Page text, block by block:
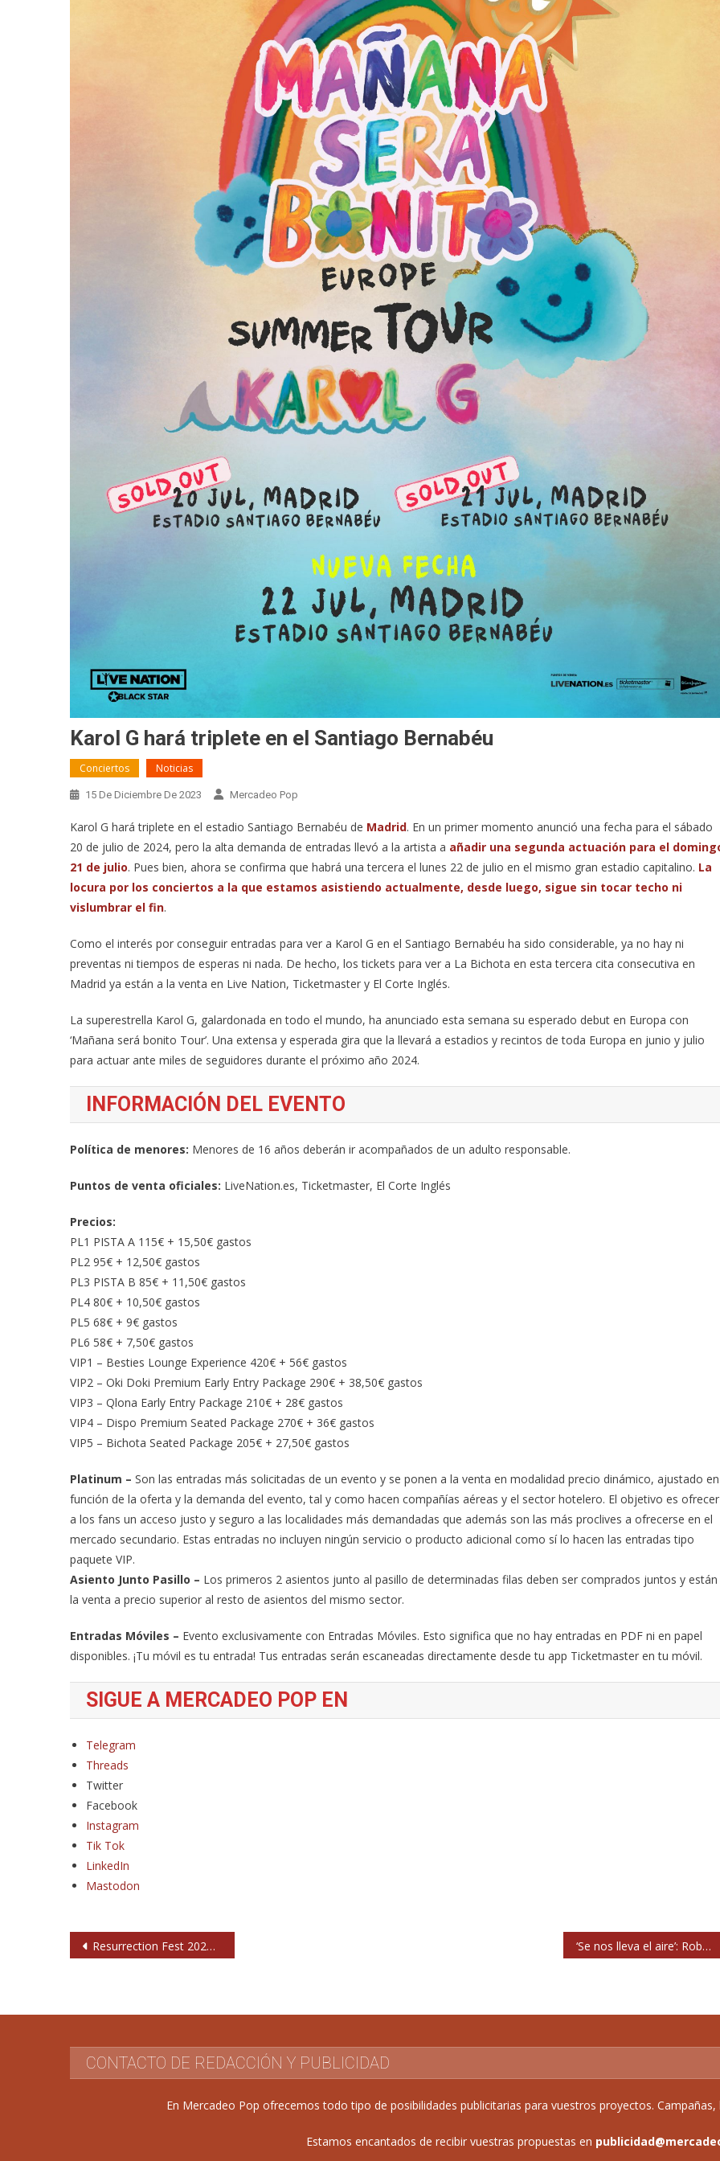
Karol G hará triplete en el Santiago Bernabéu
Conciertos Noticias
15 De Diciembre De 2023 Mercadeo Pop
Karol G hará triplete en el estadio Santiago Bernabéu de Madrid. En un primer momento anunció una fecha para el sábado
20 de julio de 2024, pero la alta demanda de entradas llevó a la artista a añadir una segunda actuación para el
21 de julio. Pues bien, ahora se confirma que habrá una tercera el lunes 22 de julio en el mismo gran estadio capitalino. La
locura por los conciertos a la que estamos asistiendo actualmente, desde luego, sigue sin tocar techo ni
vislumbrar el fin.
Como el interés por conseguir entradas para ver a Karol G en el Santiago Bernabéu ha sido considerable, ya no hay ni
preventas ni tiempos de esperas ni nada. De hecho, los tickets para ver a La Bichota en esta tercera cita consecutiva en
Madrid ya están a la venta en Live Nation, Ticketmaster y El Corte Inglés.
La superestrella Karol G, galardonada en todo el mundo, ha anunciado esta semana su esperado debut en Europa con
‘Mañana será bonito Tour’. Una extensa y esperada gira que la llevará a estadios y recintos de toda Europa en junio y julio
para actuar ante miles de seguidores durante el próximo año 2024.
INFORMACIÓN DEL EVENTO
Política de menores: Menores de 16 años deberán ir acompañados de un adulto responsable.
Puntos de venta oficiales: LiveNation.es, Ticketmaster, El Corte Inglés
Precios:
PL1 PISTA A 115€ + 15,50€ gastos
PL2 95€ + 12,50€ gastos
PL3 PISTA B 85€ + 11,50€ gastos
PL4 80€ + 10,50€ gastos
PL5 68€ + 9€ gastos
PL6 58€ + 7,50€ gastos
VIP1 – Besties Lounge Experience 420€ + 56€ gastos
VIP2 – Oki Doki Premium Early Entry Package 290€ + 38,50€ gastos
VIP3 – Qlona Early Entry Package 210€ + 28€ gastos
VIP4 – Dispo Premium Seated Package 270€ + 36€ gastos
VIP5 – Bichota Seated Package 205€ + 27,50€ gastos
Platinum – Son las entradas más solicitadas de un evento y se ponen a la venta en modalidad precio dinámico, ajustado en
función de la oferta y la demanda del evento, tal y como hacen compañías aéreas y el sector hotelero. El objetivo es ofrecer
a los fans un acceso justo y seguro a las localidades más demandadas que además son las más proclives a ofrecerse en el
mercado secundario. Estas entradas no incluyen ningún servicio o producto adicional como sí lo hacen las entradas tipo
paquete VIP.
Asiento Junto Pasillo – Los primeros 2 asientos junto al pasillo de determinadas filas deben ser comprados juntos y están
la venta a precio superior al resto de asientos del mismo sector.
Entradas Móviles – Evento exclusivamente con Entradas Móviles. Esto significa que no hay entradas en PDF ni en papel
disponibles. ¡Tu móvil es tu entrada! Tus entradas serán escaneadas directamente desde tu app Ticketmaster en tu móvil.
SIGUE A MERCADEO POP EN
Telegram
Threads
Twitter
Facebook
Instagram
Tik Tok
LinkedIn
Mastodon
Navegación
Resurrection Fest 2024: primeros nombres ‘Se nos lleva el aire’: Robe no puede parar de sacar discazos
CONTACTO DE REDACCIÓN Y PUBLICIDAD
En Mercadeo Pop ofrecemos todo tipo de posibilidades publicitarias para vuestros proyectos. Campañas,
Estamos encantados de recibir vuestras propuestas en